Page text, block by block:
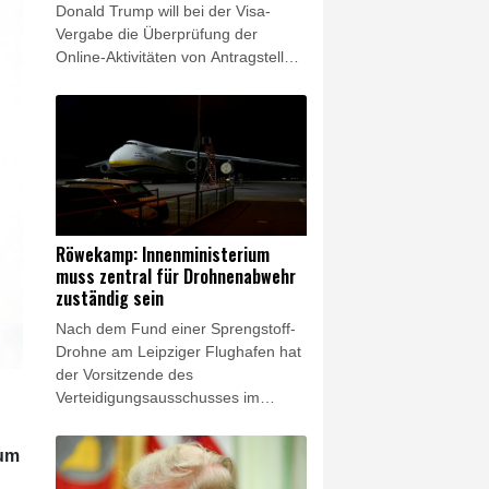
Donald Trump will bei der Visa-
Vergabe die Überprüfung der
Online-Aktivitäten von Antragstellern
Überprüfung von Instagram-Konten
weitere Visa-Kategorien ausgedehnt
werden, unter anderem auf
ausländische Journalisten,
berichtete "The Daily Signal". Die
Sprecherin des Weißen Hauses,
Karoline Leavitt, teilte am
Donnerstag auf ihrem X-Konto den
entsprechenden Artikel - ohne ihn
explizit zu bestätigen.
Röwekamp: Innenministerium
muss zentral für Drohnenabwehr
zuständig sein
Nach dem Fund einer Sprengstoff-
Drohne am Leipziger Flughafen hat
der Vorsitzende des
Verteidigungsausschusses im
(CDU), eine Zentralisierung der
Zuständigkeit für die Drohnen-